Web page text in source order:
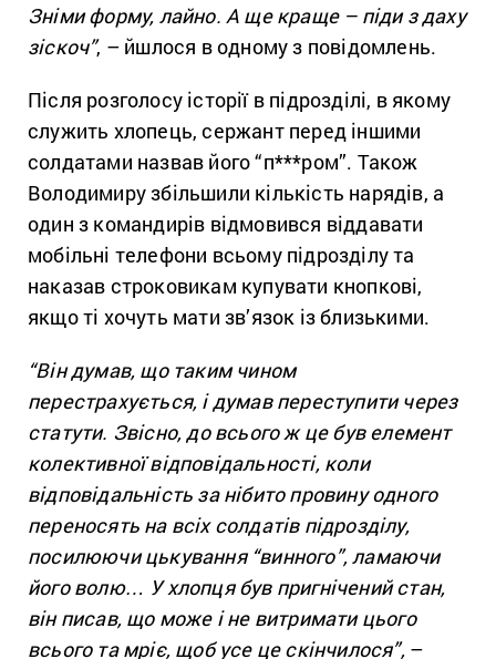
Зніми форму, лайно. А ще краще – піди з даху
зіскоч”, – йшлося в одному з повідомлень.
Після розголосу історії в підрозділі, в якому
служить хлопець, сержант перед іншими
солдатами назвав його “п***ром”. Також
Володимиру збільшили кількість нарядів, а
один з командирів відмовився віддавати
мобільні телефони всьому підрозділу та
наказав строковикам купувати кнопкові,
якщо ті хочуть мати зв’язок із близькими.
“Він думав, що таким чином
перестрахується, і думав переступити через
статути. Звісно, до всього ж це був елемент
колективної відповідальності, коли
відповідальність за нібито провину одного
переносять на всіх солдатів підрозділу,
посилюючи цькування “винного”, ламаючи
його волю… У хлопця був пригнічений стан,
він писав, що може і не витримати цього
всього та мріє, щоб усе це скінчилося”,–